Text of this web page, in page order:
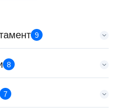
9
департамент
8
малого и среднего
7